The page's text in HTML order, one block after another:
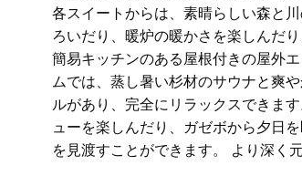
各スイートからは、素晴らしい森と
ろいだり、暖炉の暖かさを楽しんだ
簡易キッチンのある屋根付きの屋外
ムでは、蒸し暑い杉材のサウナと爽
ルがあり、完全にリラックスできま
ューを楽しんだり、ガゼボから夕日
を見渡すことができます。 より深く